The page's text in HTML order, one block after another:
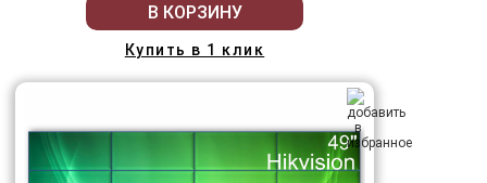
В КОРЗИНУ
Купить в 1 клик